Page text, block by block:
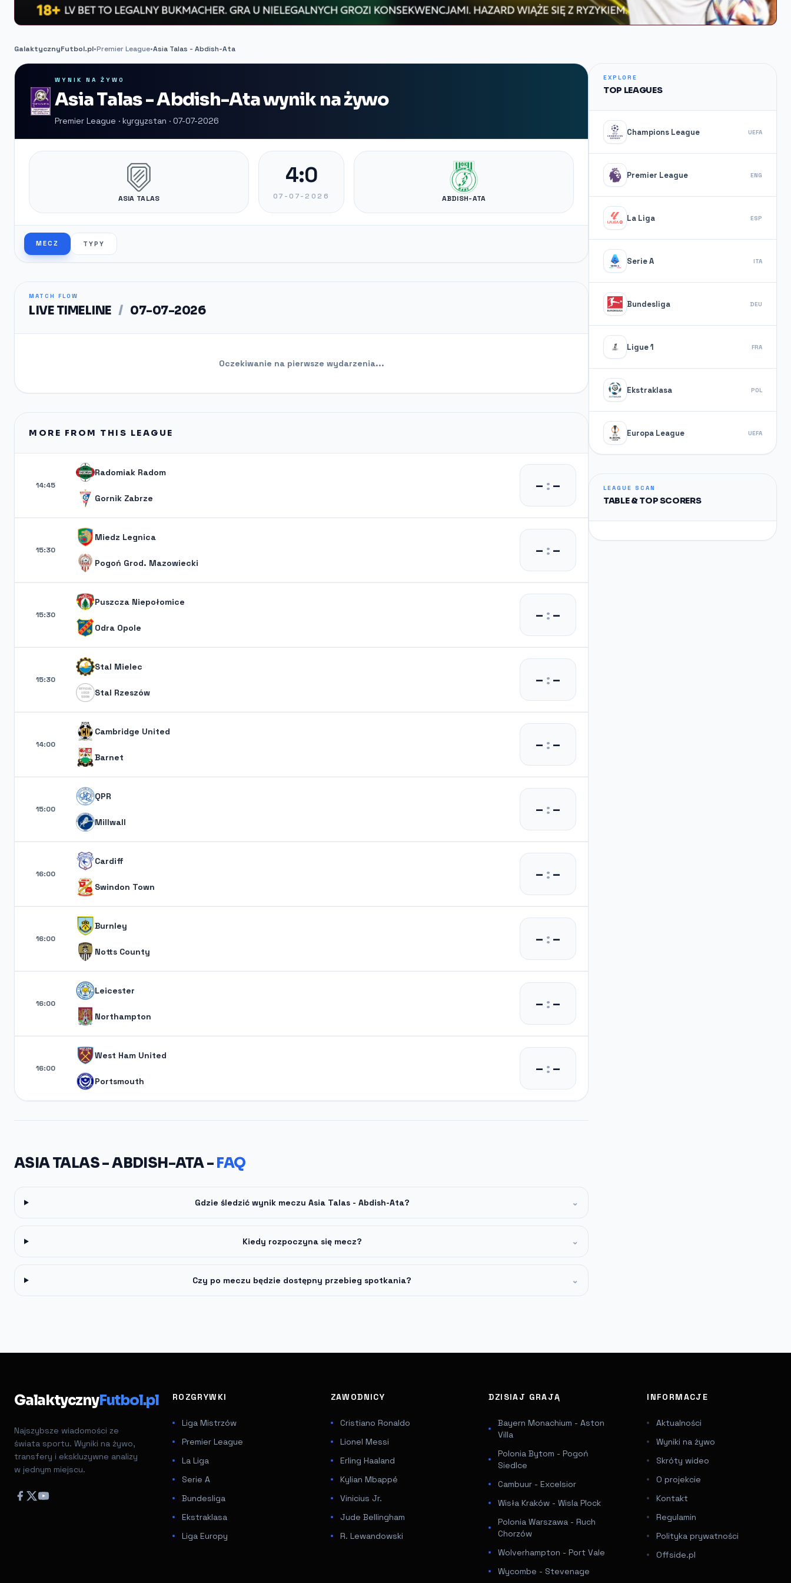
GalaktycznyFutbol.pl•Premier League•Asia Talas - Abdish-Ata
WYNIK NA ŻYWO
Asia Talas - Abdish-Ata wynik na żywo
Premier League · kyrgyzstan · 07-07-2026
ASIA TALAS
4:0
07-07-2026 ABDISH-ATA
MECZ TYPY
MATCH FLOW
LIVE TIMELINE / 07-07-2026
Oczekiwanie na pierwsze wydarzenia...
MORE FROM THIS LEAGUE
14:45
Radomiak Radom
Gornik Zabrze
– :–
15:30
Miedz Legnica
Pogoń Grod. Mazowiecki
– :–
15:30
Puszcza Niepołomice
Odra Opole
– :–
15:30
Stal Mielec
Stal Rzeszów
– :–
14:00
Cambridge United
Barnet
– :–
15:00
QPR
Millwall
– :–
16:00
Cardiff
Swindon Town
– :–
16:00
Burnley
Notts County
– :–
16:00
Leicester
Northampton
– :–
16:00
West Ham United
Portsmouth
– :–
ASIA TALAS - ABDISH-ATA - FAQ
Gdzie śledzić wynik meczu Asia Talas - Abdish-Ata? ⌄
Kiedy rozpoczyna się mecz? ⌄
Czy po meczu będzie dostępny przebieg spotkania? ⌄
EXPLORE
TOP LEAGUES
Champions League UEFA
Premier League ENG
La Liga ESP
Serie A ITA
Bundesliga DEU
Ligue 1 FRA
Ekstraklasa POL
Europa League UEFA
LEAGUE SCAN
TABLE & TOP SCORERS
GalaktycznyFutbol.pl
Najszybsze wiadomości ze
świata sportu. Wyniki na żywo,
transfery i ekskluzywne analizy
w jednym miejscu.
ROZGRYWKI
Liga Mistrzów
Premier League
La Liga
Serie A
Bundesliga
Ekstraklasa
Liga Europy
ZAWODNICY
Cristiano Ronaldo
Lionel Messi
Erling Haaland
Kylian Mbappé
Vinicius Jr.
Jude Bellingham
R. Lewandowski
DZISIAJ GRAJĄ
Bayern Monachium - Aston
Villa
Polonia Bytom - Pogoń
Siedlce
Cambuur - Excelsior
Wisła Kraków - Wisla Plock
Polonia Warszawa - Ruch
Chorzów
Wolverhampton - Port Vale
Wycombe - Stevenage
INFORMACJE
Aktualności
Wyniki na żywo
Skróty wideo
O projekcie
Kontakt
Regulamin
Polityka prywatności
Offside.pl